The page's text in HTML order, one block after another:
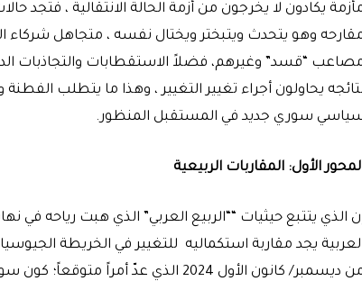
يكادون لا يخرجون من أزمة الحالة الانتقالية ، فتجد
وهو يتحدث ويتبختر ويختال نفسه ، متجاهل شركاء
“قسد” وغيرهم، فضلاً الاستقطابات والتجاذبات
يحاولون أجراء تغيير التغيير ، وهذا ما يتطلب
سوري جديد في المستقبل المنظور.
الأول: المقاربات الربيعية
الذي يتتبع حيثيات ““الربيع العربي” الذي هبت رياحه في نهايات 2010 وبدايات
يجد مقاربة استكماليه للتغيير في الخريطة
من ديسمبر/ كانون الأول 2024 الذي